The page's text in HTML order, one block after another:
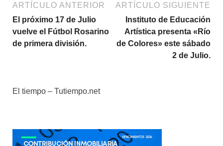
ARTÍCULO ANTERIOR
El próximo 17 de Julio
vuelve el Fútbol Rosarino
de primera división.
ARTÍCULO SIGUIENTE
Instituto de Educación
Artística presenta «Río
de Colores» este sábado
2 de Julio.
El tiempo – Tutiempo.net